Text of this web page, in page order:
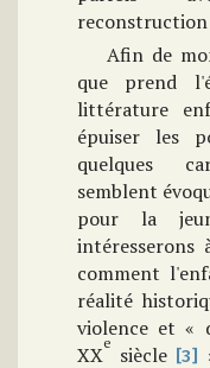
Afin de
que prend
littérature
épuiser les
quelques
semblent
pour la
comment
réalité
violence et «
XXe siècle [3]